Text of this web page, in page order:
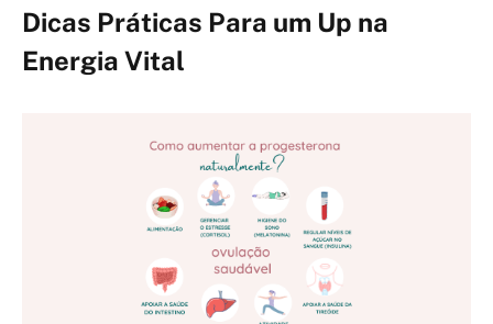
Dicas Práticas Para um Up na
Energia Vital